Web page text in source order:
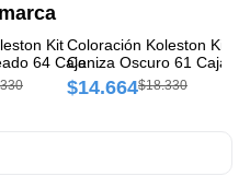
Kit
64 Caja x
Coloración Koleston Kit
Ceniza Oscuro 61 Caja x
und
$14.664$18.330